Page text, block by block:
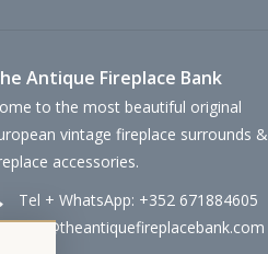
Antique Fireplace Bank
to the most beautiful original
vintage fireplace surrounds &
accessories.
Tel + WhatsApp: +352 671884605
info@theantiquefireplacebank.com